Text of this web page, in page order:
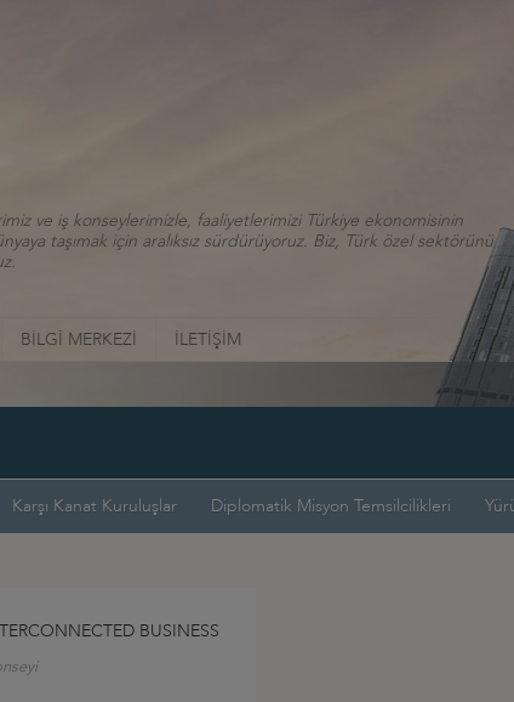
ve iş konseylerimizle, faaliyetlerimizi Türkiye ekonomisinin
taşımak için aralıksız sürdürüyoruz. Biz, Türk özel sektörünü
BİLGİ MERKEZİ İLETİŞİM
Karşı Kanat Kuruluşlar Diplomatik Misyon Temsilcilikleri
BUSINESS